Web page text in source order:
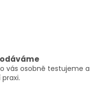
vás osobně testujeme a